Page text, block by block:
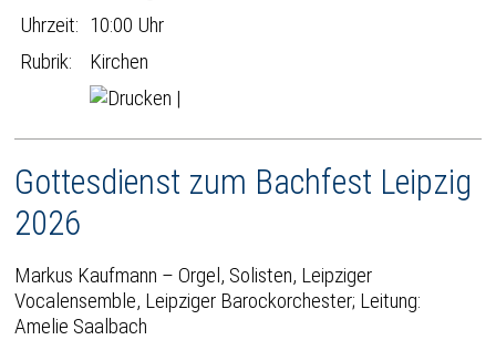
Uhrzeit: 10:00 Uhr
Rubrik:
Kirchen
|
Gottesdienst zum Bachfest Leipzig
2026
Markus Kaufmann – Orgel, Solisten, Leipziger
Vocalensemble, Leipziger Barockorchester; Leitung:
Amelie Saalbach